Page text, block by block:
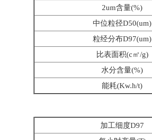
2um含量(%)
中位粒径D50(um)
粒经分布D97(um)
比表面积(c㎡/g)
水分含量(%)
能耗(Kw.h/t)
加工细度D97